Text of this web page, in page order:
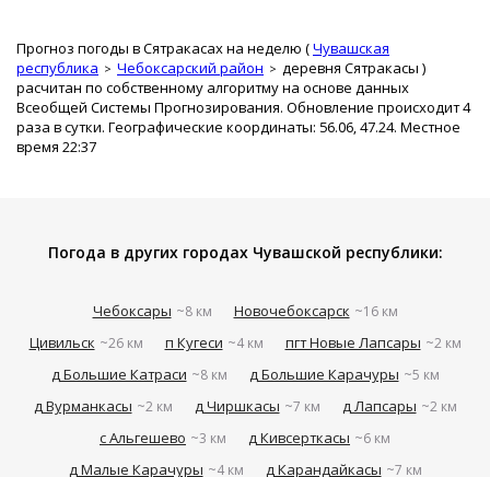
Прогноз погоды в Сятракасах на неделю (Чувашская
республика
Чебоксарский район деревня Сятракасы )
расчитан по собственному алгоритму на основе данных
Всеобщей Системы Прогнозирования. Обновление происходит 4
раза в сутки. Географические координаты: 56.06, 47.24. Местное
время 22:37
Погода в других городах Чувашской республики:
Чебоксары ~8 км Новочебоксарск ~16 км
Цивильск ~26 км п Кугеси ~4 км пгт Новые Лапсары ~2 км
д Большие Катраси ~8 км д Большие Карачуры ~5 км
д Вурманкасы ~2 км д Чиршкасы ~7 км д Лапсары ~2 км
с Альгешево ~3 км д Кивсерткасы ~6 км
д Малые Карачуры ~4 км д Карандайкасы ~7 км